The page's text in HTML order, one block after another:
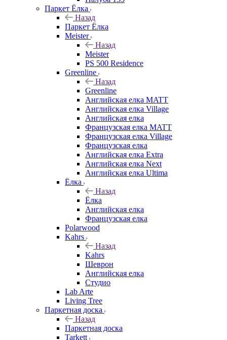
Паркет Ёлка
Назад
Паркет Ёлка
Meister
Назад
Meister
PS 500 Residence
Greenline
Назад
Greenline
Английская елка MATT
Английская елка Village
Английская елка
Французская елка MATT
Французская елка Village
Французская елка
Английская елка Extra
Английская елка Next
Английская елка Ultima
Ёлка
Назад
Ёлка
Английская елка
Французская елка
Polarwood
Kahrs
Назад
Kahrs
Шеврон
Английская елка
Студио
Lab Arte
Living Tree
Паркетная доска
Назад
Паркетная доска
Tarkett